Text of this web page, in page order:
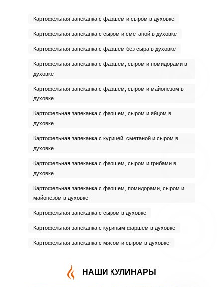
Картофельная запеканка с фаршем и сыром в духовке
Картофельная запеканка с сыром и сметаной в духовке
Картофельная запеканка с фаршем без сыра в духовке
Картофельная запеканка с фаршем, сыром и помидорами в
духовке
Картофельная запеканка с фаршем, сыром и майонезом в
духовке
Картофельная запеканка с фаршем, сыром и яйцом в
духовке
Картофельная запеканка с курицей, сметаной и сыром в
духовке
Картофельная запеканка с фаршем, сыром и грибами в
духовке
Картофельная запеканка с фаршем, помидорами, сыром и
майонезом в духовке
Картофельная запеканка с сыром в духовке
Картофельная запеканка с куриным фаршем в духовке
Картофельная запеканка с мясом и сыром в духовке
НАШИ КУЛИНАРЫ